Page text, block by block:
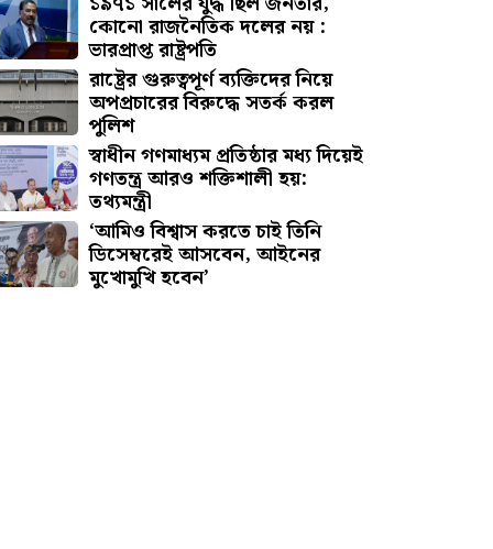
কোনো রাজনৈতিক দলের নয় :
ভারপ্রাপ্ত রাষ্ট্রপতি
রাষ্ট্রের গুরুত্বপূর্ণ ব্যক্তিদের নিয়ে
অপপ্রচারের বিরুদ্ধে সতর্ক করল
পুলিশ
স্বাধীন গণমাধ্যম প্রতিষ্ঠার মধ্য দিয়েই
গণতন্ত্র আরও শক্তিশালী হয়:
তথ্যমন্ত্রী
‘আমিও বিশ্বাস করতে চাই তিনি
ডিসেম্বরেই আসবেন, আইনের
মুখোমুখি হবেন’